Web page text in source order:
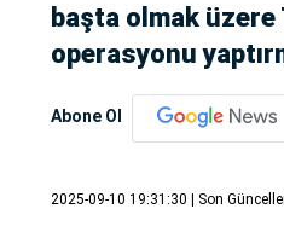
başta olmak
operasyonu
Abone Ol
2025-09-10 19:31:30 | Son